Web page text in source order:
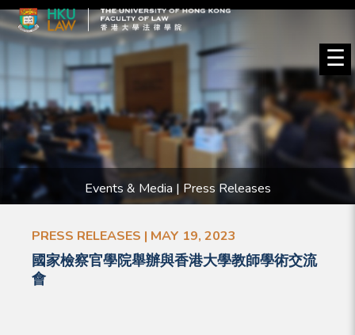
☰
Events & Media | Press Releases
PRESS RELEASES | MAY 19, 2023
國家檢察官學院舉辦與香港大學教師學術交流
會